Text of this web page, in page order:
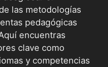
las metodologías
pedagógicas
encuentras
clave como
y competencias